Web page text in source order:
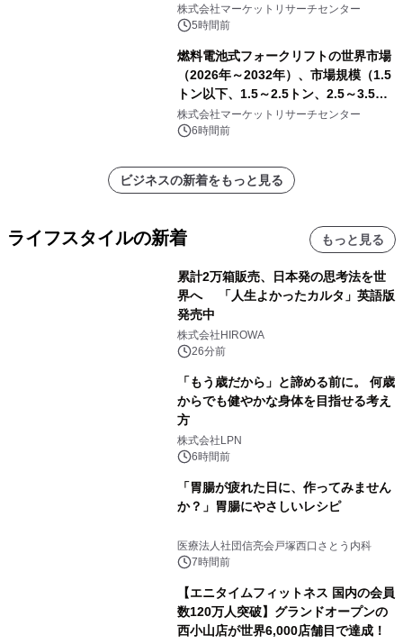
皮効果）・分析レポートを発表
株式会社マーケットリサーチセンター
5時間前
燃料電池式フォークリフトの世界市場
（2026年～2032年）、市場規模（1.5
トン以下、1.5～2.5トン、2.5～3.5ト
ン、3.5～5.0トン、その他）・分析レ
ポートを発表
株式会社マーケットリサーチセンター
6時間前
ビジネスの新着をもっと見る
ライフスタイルの新着 もっと見る
累計2万箱販売、日本発の思考法を世
界へ 「人生よかったカルタ」英語版
発売中
株式会社HIROWA
26分前
「もう歳だから」と諦める前に。 何歳
からでも健やかな身体を目指せる考え
方
株式会社LPN
6時間前
「胃腸が疲れた日に、作ってみません
か？」胃腸にやさしいレシピ
医療法人社団信亮会戸塚西口さとう内科
7時間前
【エニタイムフィットネス 国内の会員
数120万人突破】グランドオープンの
西小山店が世界6,000店舗目で達成！